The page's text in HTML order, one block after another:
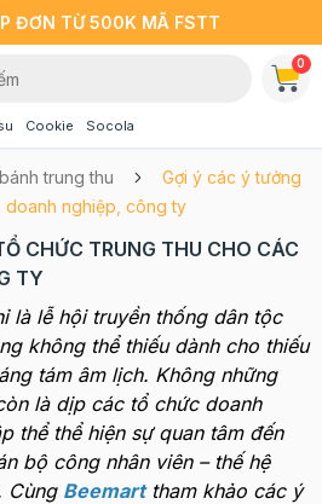
ĐƠN TỪ 500K MÃ FSTT
Cookie Socola
0
trung thu
Gợi ý các ý tưởng
nghiệp, công ty
CHỨC TRUNG THU CHO CÁC
TY
là lễ hội truyền thống dân tộc
không thể thiếu dành cho thiếu
tám âm lịch. Không những
là dịp các tổ chức doanh
thể thể hiện sự quan tâm đến
bộ công nhân viên – thế hệ
Cùng Beemarttham khảo các ý